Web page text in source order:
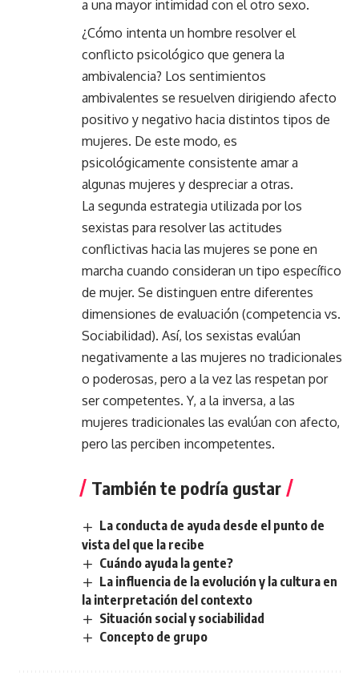
a una mayor intimidad con el otro sexo.
¿Cómo intenta un hombre resolver el
conflicto psicológico que genera la
ambivalencia? Los sentimientos
ambivalentes se resuelven dirigiendo afecto
positivo y negativo hacia distintos tipos de
mujeres. De este modo, es
psicológicamente consistente amar a
algunas mujeres y despreciar a otras.
La segunda estrategia utilizada por los
sexistas para resolver las actitudes
conflictivas hacia las mujeres se pone en
marcha cuando consideran un tipo específico
de mujer. Se distinguen entre diferentes
dimensiones de evaluación (competencia vs.
Sociabilidad). Así, los sexistas evalúan
negativamente a las mujeres no tradicionales
o poderosas, pero a la vez las respetan por
ser competentes. Y, a la inversa, a las
mujeres tradicionales las evalúan con afecto,
pero las perciben incompetentes.
También te podría gustar
La conducta de ayuda desde el punto de
vista del que la recibe
Cuándo ayuda la gente?
La influencia de la evolución y la cultura en
la interpretación del contexto
Situación social y sociabilidad
Concepto de grupo